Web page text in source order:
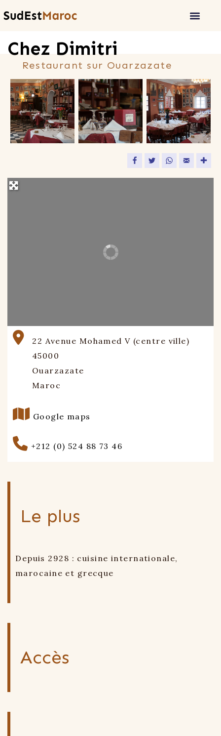
Chez Dimitri
Restaurant sur Ouarzazate
Facebook Twitter WhatsAppEmail
22 Avenue Mohamed V (centre ville)
45000
Ouarzazate
Maroc
Google maps
+212 (0) 524 88 73 46
Le plus
Depuis 2928 : cuisine internationale,
marocaine et grecque
Accès